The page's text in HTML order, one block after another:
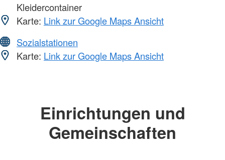
Kleidercontainer
Karte: Link zur Google Maps Ansicht
Sozialstationen
Karte: Link zur Google Maps Ansicht
Einrichtungen und
Gemeinschaften